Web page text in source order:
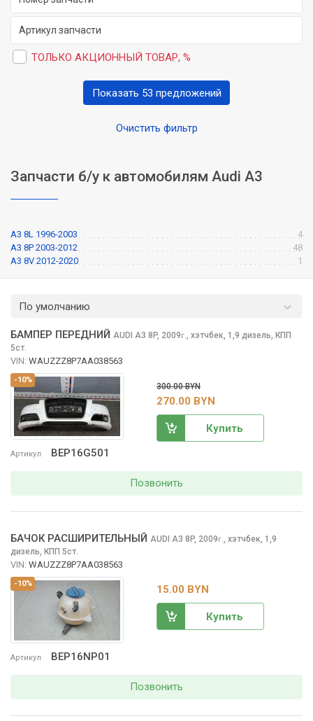
ТОЛЬКО АКЦИОННЫЙ ТОВАР, %
Очистить фильтр
Показать 53 предложений
Запчасти б/у к автомобилям Audi A3
A3 8L 1996-2003
4
A3 8P 2003-2012
48
A3 8V 2012-2020
1
По умолчанию
-10%
Артикул BEP16G501
БАМПЕР ПЕРЕДНИЙ AUDI A3 8P, 2009г., хэтчбек, 1,9 дизель, КПП
5ст.
VIN: WAUZZZ8P7AA038563
300.00 BYN
270.00 BYN
Купить
Позвонить
-10%
Артикул BEP16NP01
БАЧОК РАСШИРИТЕЛЬНЫЙ AUDI A3 8P, 2009г., хэтчбек, 1,9
дизель, КПП 5ст.
VIN: WAUZZZ8P7AA038563
15.00 BYN
Купить
Позвонить